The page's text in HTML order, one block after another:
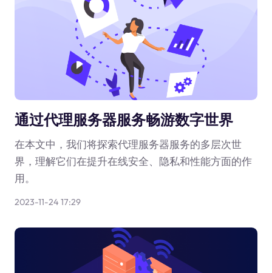
通过代理服务器服务畅游数字世界
在本文中，我们将探索代理服务器服务的多层次世
界，理解它们在提升在线安全、隐私和性能方面的作
用。
2023-11-24 17:29